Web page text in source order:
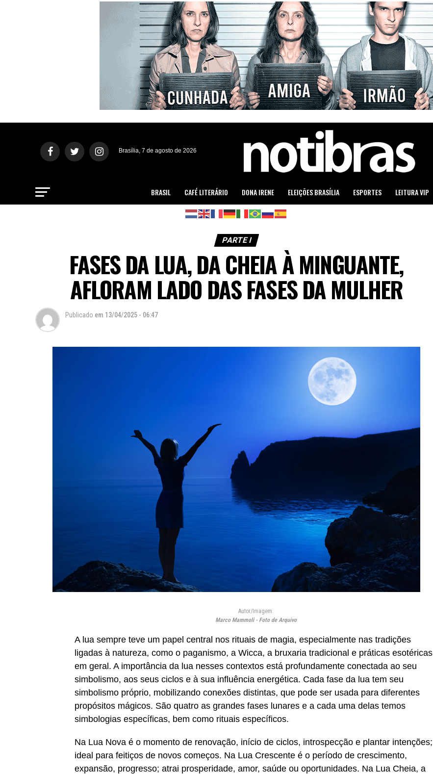
Brasília, 7 de agosto de 2026
BRASIL CAFÉ LITERÁRIO DONA IRENE ELEIÇÕES BRASÍLIA ESPORTES LEITURA VIP
PARTE I
FASES DA LUA, DA CHEIA À MINGUANTE,
AFLORAM LADO DAS FASES DA MULHER
Publicado em 13/04/2025 - 06:47
Autor/Imagem:
Marco Mammoli - Foto de Arquivo
A lua sempre teve um papel central nos rituais de magia, especialmente nas tradições
ligadas à natureza, como o paganismo, a Wicca, a bruxaria tradicional e práticas esotéricas
em geral. A importância da lua nesses contextos está profundamente conectada ao seu
simbolismo, aos seus ciclos e à sua influência energética. Cada fase da lua tem seu
simbolismo próprio, mobilizando conexões distintas, que pode ser usada para diferentes
propósitos mágicos. São quatro as grandes fases lunares e a cada uma delas temos
simbologias específicas, bem como rituais específicos.
Na Lua Nova é o momento de renovação, início de ciclos, introspecção e plantar intenções;
ideal para feitiços de novos começos. Na Lua Crescente é o período de crescimento,
expansão, progresso; atrai prosperidade, amor, saúde ou oportunidades. Na Lua Cheia, a